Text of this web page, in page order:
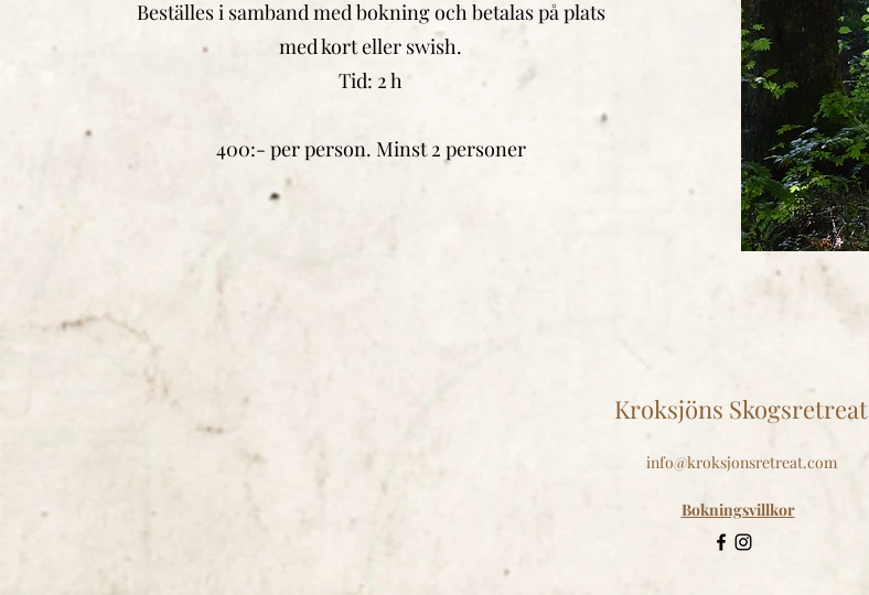
Beställes i samband med bokning och betalas på plats
med kort eller swish.
Tid: 2 h
400:- per person. Minst 2 personer
Kroksjöns Skogsretreat
info@kroksjonsretreat.com
Bokningsvillkor